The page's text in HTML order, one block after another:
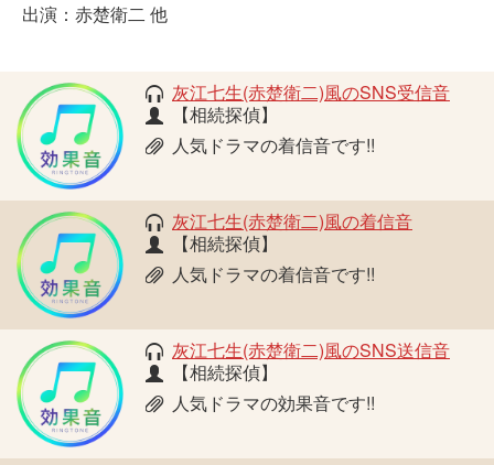
出演：赤楚衛二 他
灰江七生(赤楚衛二)風のSNS受信音
【相続探偵】
人気ドラマの着信音です!!
灰江七生(赤楚衛二)風の着信音
【相続探偵】
人気ドラマの着信音です!!
灰江七生(赤楚衛二)風のSNS送信音
【相続探偵】
人気ドラマの効果音です!!